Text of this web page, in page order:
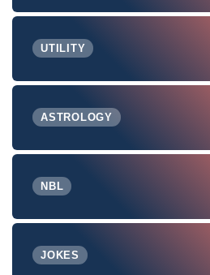
UTILITY
ASTROLOGY
NBL
JOKES